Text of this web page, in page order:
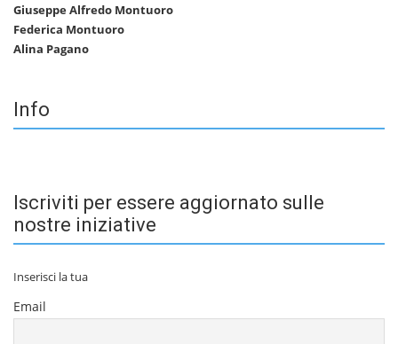
Giuseppe Alfredo Montuoro
Federica Montuoro
Alina Pagano
Info
Iscriviti per essere aggiornato sulle
nostre iniziative
Inserisci la tua
Email